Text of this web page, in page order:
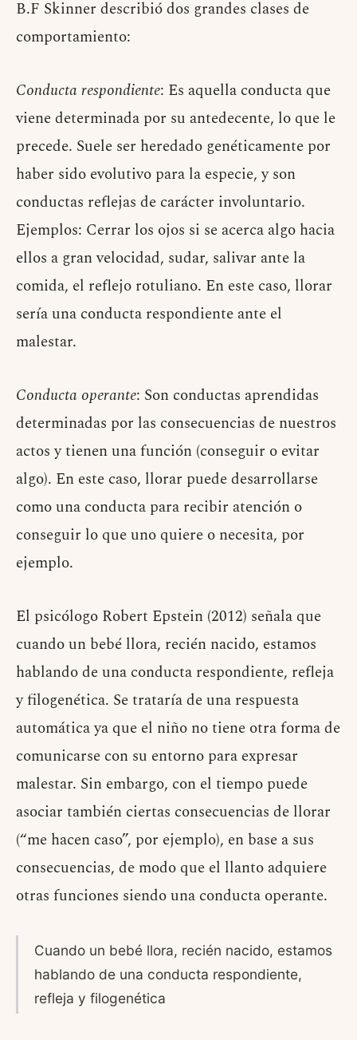
B.F Skinner describió dos grandes clases de
comportamiento:
Conducta respondiente: Es aquella conducta que
viene determinada por su antedecente, lo que le
precede. Suele ser heredado genéticamente por
haber sido evolutivo para la especie, y son
conductas reflejas de carácter involuntario.
Ejemplos: Cerrar los ojos si se acerca algo hacia
ellos a gran velocidad, sudar, salivar ante la
comida, el reflejo rotuliano. En este caso, llorar
sería una conducta respondiente ante el
malestar.
Conducta operante: Son conductas aprendidas
determinadas por las consecuencias de nuestros
actos y tienen una función (conseguir o evitar
algo). En este caso, llorar puede desarrollarse
como una conducta para recibir atención o
conseguir lo que uno quiere o necesita, por
ejemplo.
El psicólogo Robert Epstein (2012) señala que
cuando un bebé llora, recién nacido, estamos
hablando de una conducta respondiente, refleja
y filogenética. Se trataría de una respuesta
automática ya que el niño no tiene otra forma de
comunicarse con su entorno para expresar
malestar. Sin embargo, con el tiempo puede
asociar también ciertas consecuencias de llorar
(“me hacen caso”, por ejemplo), en base a sus
consecuencias, de modo que el llanto adquiere
otras funciones siendo una conducta operante.
Cuando un bebé llora, recién nacido, estamos
hablando de una conducta respondiente,
refleja y filogenética